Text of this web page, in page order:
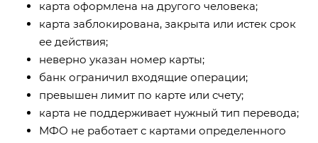
карта оформлена на другого человека;
карта заблокирована, закрыта или истек срок
ее действия;
неверно указан номер карты;
банк ограничил входящие операции;
превышен лимит по карте или счету;
карта не поддерживает нужный тип перевода;
МФО не работает с картами определенного